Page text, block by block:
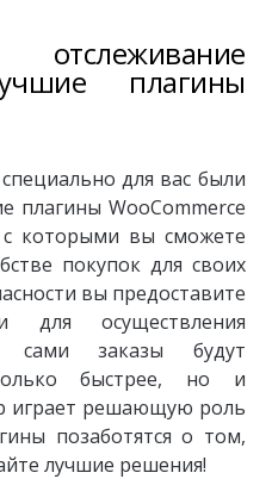
отслеживание
плагины
для вас были
плагины WooCommerce
с которыми вы сможете
покупок для своих
вы предоставите
для осуществления
сами заказы будут
быстрее, но и
играет решающую роль
позаботятся о том,
лучшие решения!